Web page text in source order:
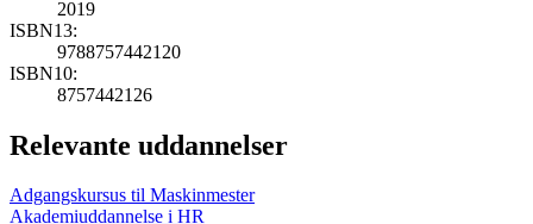
2019
ISBN13:
9788757442120
ISBN10:
8757442126
Relevante uddannelser
Adgangskursus til Maskinmester
Akademiuddannelse i HR